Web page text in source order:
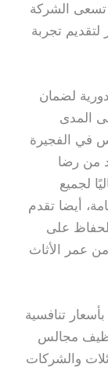
تسعى الشركة
تجربة
لضمان
المدى
في الفجيرة
من رضا
لجميع
أيضا تقدم
على
عمر الأثاث
تنافسية
مجالس
والشركات